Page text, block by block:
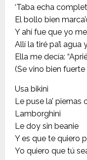
‘Taba echa
El bollo bien
Y ahí fue que yo
Allí la tiré pa’l agua
Ella me decía:
(Se vino bien
Usa bikini
Le puse la’ piernas
Lamborghini
Le doy sin beanie
Y es que te quiero
Yo quiero que tú